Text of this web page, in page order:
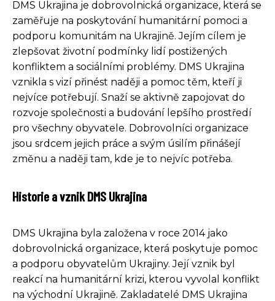
DMS Ukrajina je dobrovolnická organizace, která se
zaměřuje na poskytování humanitární pomoci a
podporu komunitám na Ukrajině. Jejím cílem je
zlepšovat životní podmínky lidí postižených
konfliktem a sociálními problémy. DMS Ukrajina
vznikla s vizí přinést naději a pomoc těm, kteří ji
nejvíce potřebují. Snaží se aktivně zapojovat do
rozvoje společnosti a budování lepšího prostředí
pro všechny obyvatele. Dobrovolníci organizace
jsou srdcem jejich práce a svým úsilím přinášejí
změnu a naději tam, kde je to nejvíc potřeba.
Historie a vznik DMS Ukrajina
DMS Ukrajina byla založena v roce 2014 jako
dobrovolnická organizace, která poskytuje pomoc
a podporu obyvatelům Ukrajiny. Její vznik byl
reakcí na humanitární krizi, kterou vyvolal konflikt
na východní Ukrajině. Zakladatelé DMS Ukrajina